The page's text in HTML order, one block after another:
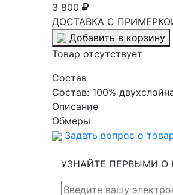
3 800
ДОСТАВКА С
Добавить в корзину
Товар отсутствует
Cостав
Состав: 100%
Описание
Обмеры
Задать вопрос о
УЗНАЙТЕ ПЕРВЫМИ О